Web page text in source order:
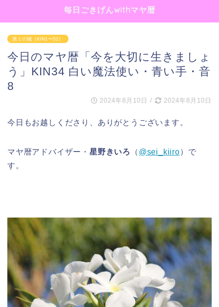
毎日ごきげんwithマヤ暦
第１の城（KIN1〜52）
今日のマヤ暦「今を大切に生きましょ
う」KIN34 白い魔法使い・青い手・音
8
2024年8月10日 / 2024年8月10日
今日もお越しくださり、ありがとうございます。
マヤ暦アドバイザー・ 星野きいろ （ @sei_kiiro）で
す。